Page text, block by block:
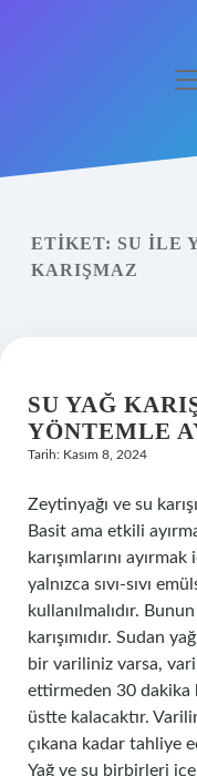
Yasal Uyarı
ETIKET: SU ILE
KARIŞMAZ
SU YAĞ
YÖNTEMLE
Tarih: Kasım 8, 2024
Zeytinyağı ve su
Basit ama etkili
karışımlarını
yalnızca sıvı-sıvı
kullanılmalıdır.
karışımıdır. Sudan
bir variliniz varsa,
ettirmeden 30 dakika
üstte kalacaktır.
çıkana kadar tahliye
Yağ ve su birbirleri